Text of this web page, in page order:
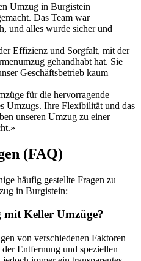
Umzug in Burgistein
Das Team war
und alles wurde sicher und
Effizienz und Sorgfalt, mit der
gehandhabt hat. Sie
Geschäftsbetrieb kaum
für die hervorragende
Umzugs. Ihre Flexibilität und das
unseren Umzug zu einer
(FAQ)
häufig gestellte Fragen zu
in Burgistein:
mit Keller Umzüge?
von verschiedenen Faktoren
Entfernung und speziellen